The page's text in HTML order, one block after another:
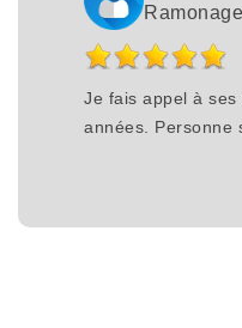
Ramonage
Je fais appel à
années. Personne